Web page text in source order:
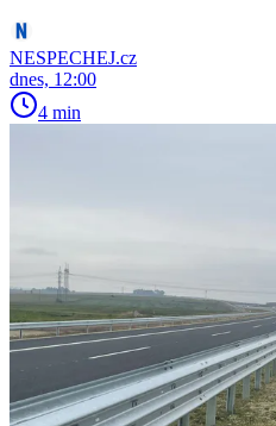
NESPECHEJ.cz
dnes, 12:00
4 min